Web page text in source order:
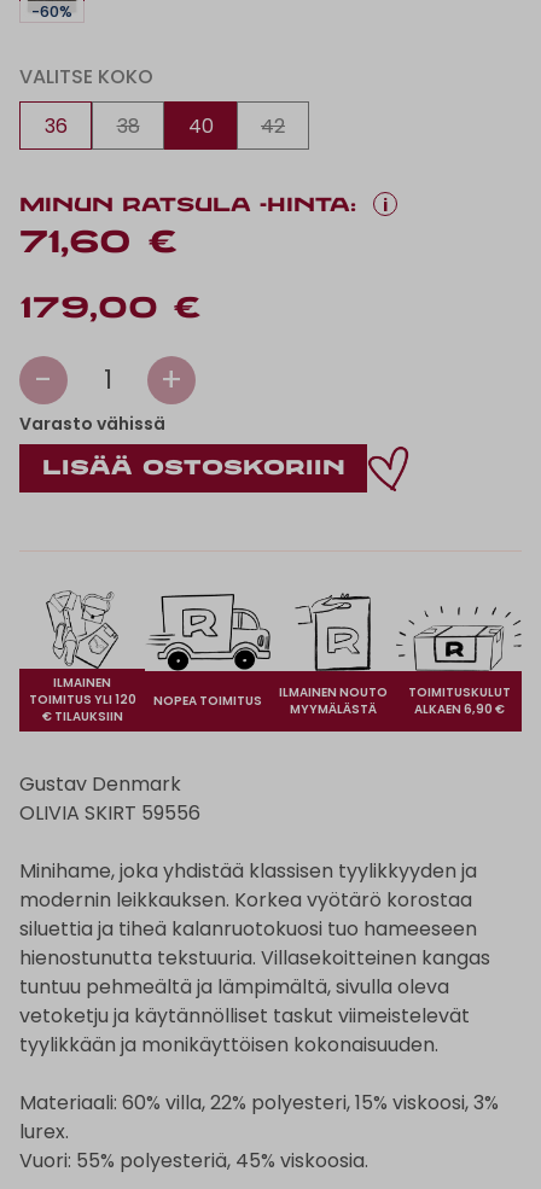
-60%
VALITSE KOKO
36
38 40 42
MINUN RATSULA -HINTA: i
71,60 €
179,00 €
- 1 +
Varasto vähissä
ILMAINEN
TOIMITUS YLI 120
€ TILAUKSIIN
NOPEA TOIMITUS
ILMAINEN NOUTO
MYYMÄLÄSTÄ
TOIMITUSKULUT
ALKAEN 6,90 €
Gustav Denmark
OLIVIA SKIRT 59556
Minihame, joka yhdistää klassisen tyylikkyyden ja
modernin leikkauksen. Korkea vyötärö korostaa
siluettia ja tiheä kalanruotokuosi tuo hameeseen
hienostunutta tekstuuria. Villasekoitteinen kangas
tuntuu pehmeältä ja lämpimältä, sivulla oleva
vetoketju ja käytännölliset taskut viimeistelevät
tyylikkään ja monikäyttöisen kokonaisuuden.
Materiaali: 60% villa, 22% polyesteri, 15% viskoosi, 3%
lurex.
Vuori: 55% polyesteriä, 45% viskoosia.